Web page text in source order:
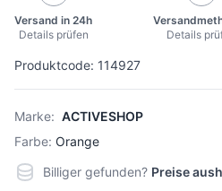
Produktcode: 114927
Marke: ACTIVESHOP
Farbe: Orange
Versand in 24h
Details prüfen
Details
Billiger gefunden? Preise